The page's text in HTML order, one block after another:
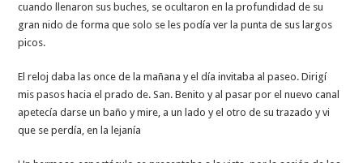
cuando llenaron sus buches, se ocultaron en la profundidad de su
gran nido de forma que solo se les podía ver la punta de sus largos
picos.
El reloj daba las once de la mañana y el día invitaba al paseo. Dirigí
mis pasos hacia el prado de. San. Benito y al pasar por el nuevo canal
apetecía darse un baño y mire, a un lado y el otro de su trazado y vi
que se perdía, en la lejanía